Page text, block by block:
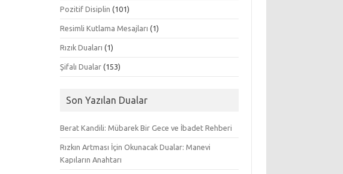
Pozitif Disiplin (101)
Resimli Kutlama Mesajları (1)
Rızık Duaları (1)
Şifalı Dualar (153)
Son Yazılan Dualar
Berat Kandili: Mübarek Bir Gece ve İbadet Rehberi
Rızkın Artması İçin Okunacak Dualar: Manevi
Kapıların Anahtarı